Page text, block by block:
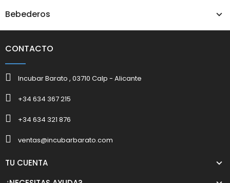
Bebederos
CONTACTO
Incubar Barato , 03710 Calp - Alicante
+34 634 367 215
+34 634 321 876
ventas@incubarbarato.com
TU CUENTA